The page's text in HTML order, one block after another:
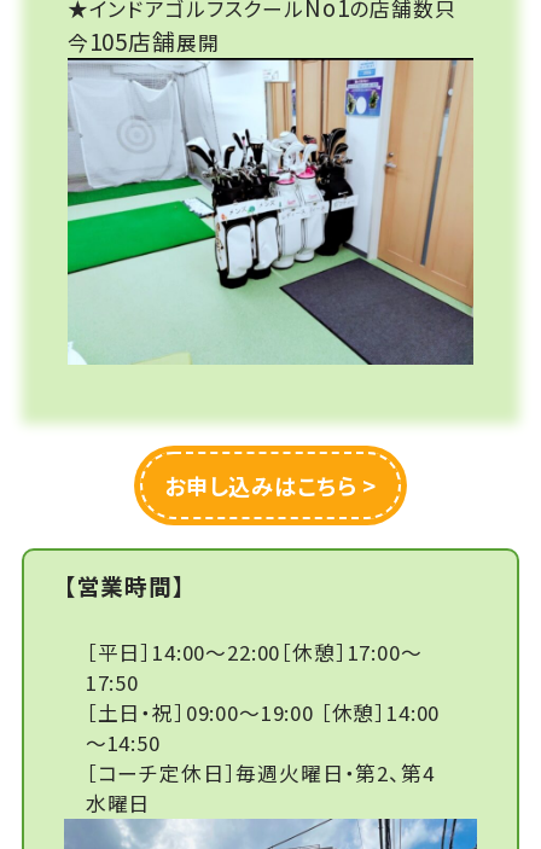
★インドアゴルフスクール No1の店舗数只
今105店舗展開
お申し込みはこちら >
【営業時間】
［平日］14:00～22:00［休憩］17:00～
17:50
［土日・祝］09:00～19:00 ［休憩］14:00
～14:50
［コーチ定休日］毎週火曜日・第2、第4
水曜日